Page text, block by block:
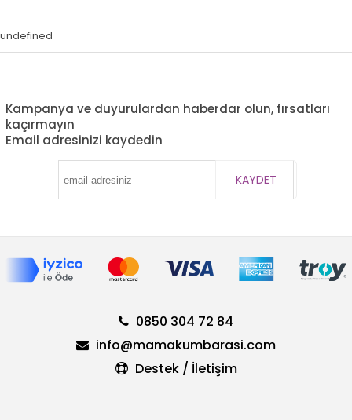
undefined
Kampanya ve duyurulardan haberdar olun, fırsatları
kaçırmayın
Email adresinizi kaydedin
KAYDET
0850 304 72 84
info@mamakumbarasi.com
Destek / İletişim